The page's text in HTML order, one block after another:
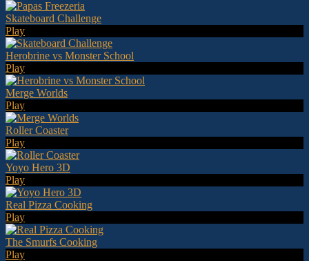
Skateboard Challenge
Play
Herobrine vs Monster School
Play
Merge Worlds
Play
Roller Coaster
Play
Yoyo Hero 3D
Play
Real Pizza Cooking
Play
The Smurfs Cooking
Play